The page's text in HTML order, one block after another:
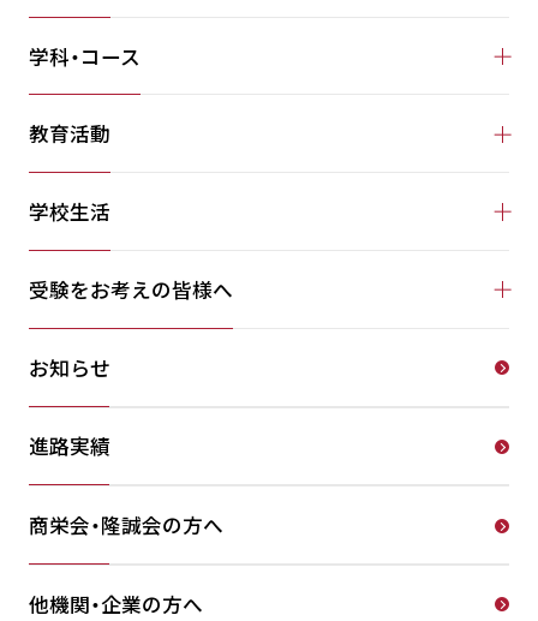
学科・コース
教育活動
学校生活
受験をお考えの皆様へ
お知らせ
進路実績
商栄会・隆誠会の方へ
他機関・企業の方へ